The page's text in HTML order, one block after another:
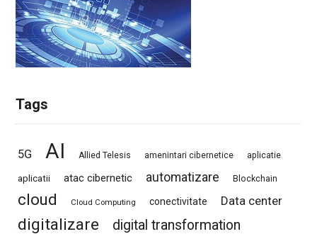
Tags
5G AI Allied Telesis amenintari cibernetice aplicatie
aplicatii atac cibernetic automatizare Blockchain
cloud Cloud Computing conectivitate Data center
digitalizare digital transformation